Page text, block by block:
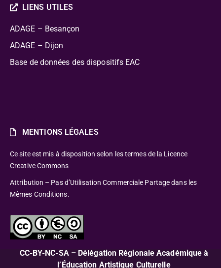
LIENS UTILES
ADAGE – Besançon
ADAGE – Dijon
Base de données des dispositifs EAC
MENTIONS LÉGALES
Ce site est mis à disposition selon les termes de la Licence
Creative Commons
Attribution – Pas d’Utilisation Commerciale Partage dans les
Mêmes Conditions.
CC-BY-NC-SA – Délégation Régionale Académique à
l’Éducation Artistique Culturelle